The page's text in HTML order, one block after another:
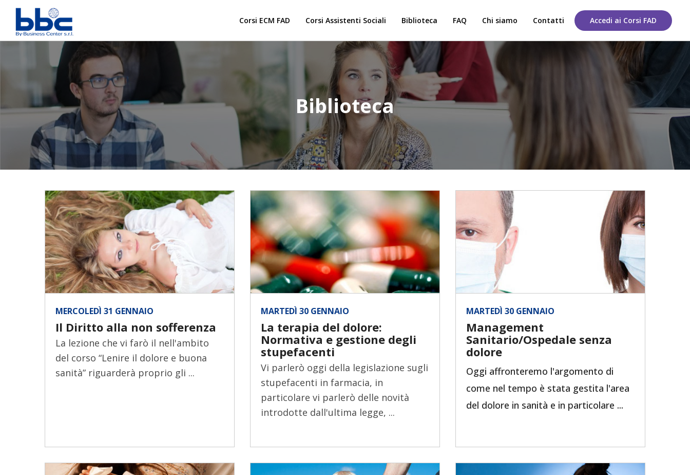
Corsi ECM FAD Corsi Assistenti Sociali Biblioteca FAQ Chi siamo Contatti Accedi ai Corsi FAD
Biblioteca
MERCOLEDÌ 31 GENNAIO
Il Diritto alla non sofferenza
La lezione che vi farò il nell'ambito
del corso “Lenire il dolore e buona
sanità” riguarderà proprio gli ...
MARTEDÌ 30 GENNAIO
La terapia del dolore:
Normativa e gestione degli
stupefacenti
Vi parlerò oggi della legislazione sugli
stupefacenti in farmacia, in
particolare vi parlerò delle novità
introdotte dall'ultima legge, ...
MARTEDÌ 30 GENNAIO
Management
Sanitario/Ospedale senza
dolore
Oggi affronteremo l'argomento di
come nel tempo è stata gestita l'area
del dolore in sanità e in particolare ...